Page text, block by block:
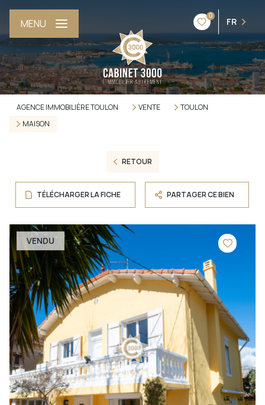
0
FR
MENU
AGENCE IMMOBILIÈRE TOULON VENTE
TOULON
MAISON
RETOUR
TÉLÉCHARGER LA FICHE PARTAGER CE BIEN
VENDU